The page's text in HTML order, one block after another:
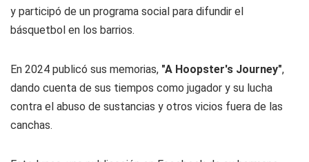
y participó de un programa social para difundir el
básquetbol en los barrios.
En 2024 publicó sus memorias, "A Hoopster's Journey",
dando cuenta de sus tiempos como jugador y su lucha
contra el abuso de sustancias y otros vicios fuera de las
canchas.